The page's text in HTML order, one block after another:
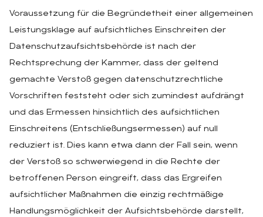
Voraussetzung für die Begründetheit einer allgemeinen
Leistungsklage auf aufsichtliches Einschreiten der
Datenschutzaufsichtsbehörde ist nach der
Rechtsprechung der Kammer, dass der geltend
gemachte Verstoß gegen datenschutzrechtliche
Vorschriften feststeht oder sich zumindest aufdrängt
und das Ermessen hinsichtlich des aufsichtlichen
Einschreitens (Entschließungsermessen) auf null
reduziert ist. Dies kann etwa dann der Fall sein, wenn
der Verstoß so schwerwiegend in die Rechte der
betroffenen Person eingreift, dass das Ergreifen
aufsichtlicher Maßnahmen die einzig rechtmäßige
Handlungsmöglichkeit der Aufsichtsbehörde darstellt,